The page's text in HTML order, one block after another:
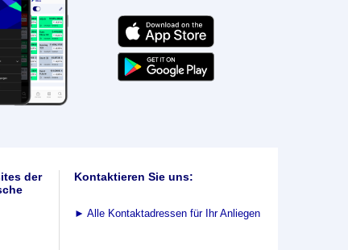
der
Kontaktieren Sie uns:
► Alle Kontaktadressen für Ihr Anliegen